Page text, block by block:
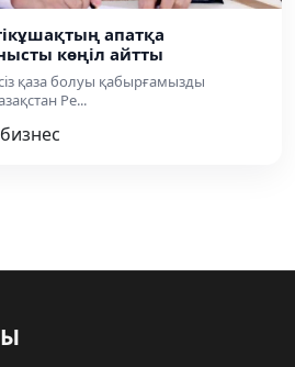
апатқа
көңіл айтты
қаза болуы қабырғамызды
Ре...